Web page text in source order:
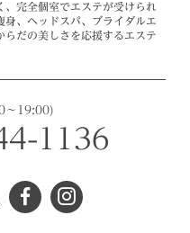
完全個室でエステが受けられ
身、ヘッドスパ、ブライダルエ
らだの美しさを応援するエステ
～19:00)
1136